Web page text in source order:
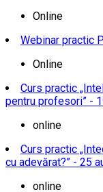
Online
Webinar practic
Online
Curs practic
pentru profesori” -
online
Curs practic
cu adevărat?” - 25
online